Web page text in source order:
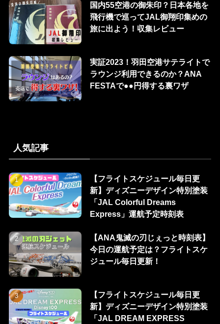
国内55空港の御朱印？日本各地を
飛行機で巡ってJAL御翔印集めの
旅に出よう！収集レビュー
実証2023！羽田空港サテライトで
ラウンジ利用できるのか？ANA
FESTAで●●円得する裏ワザ
人気記事
【フライトスケジュール毎日更
新】ディズニーデザイン特別塗装
「JAL Colorful Dreams
Express」運航予定時刻表
【ANA鬼滅の刃じぇっと時刻表】
今日の運航予定は？フライトスケ
ジュール毎日更新！
【フライトスケジュール毎日更
新】ディズニーデザイン特別塗装
「JAL DREAM EXPRESS